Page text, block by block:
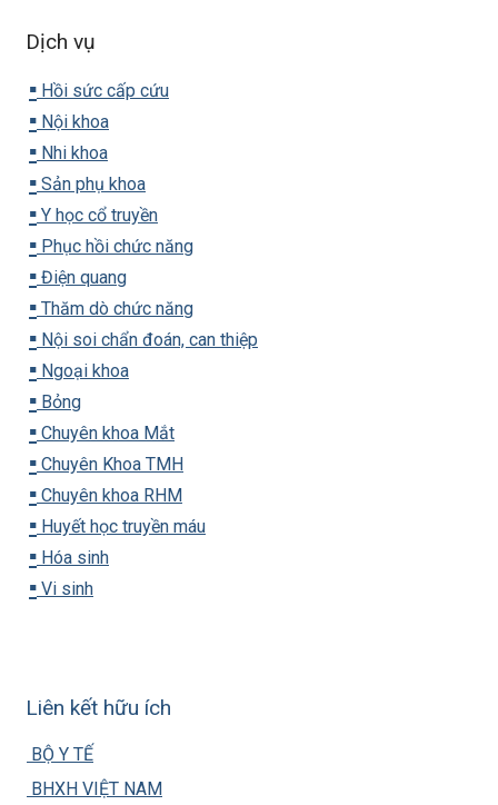
Dịch vụ
▪️ Hồi sức cấp cứu
▪️ Nội khoa
▪️ Nhi khoa
▪️ Sản phụ khoa
▪️ Y học cổ truyền
▪️ Phục hồi chức năng
▪️ Điện quang
▪️ Thăm dò chức năng
▪️ Nội soi chẩn đoán, can thiệp
▪️ Ngoại khoa
▪️ Bỏng
▪️ Chuyên khoa Mắt
▪️ Chuyên Khoa TMH
▪️ Chuyên khoa RHM
▪️ Huyết học truyền máu
▪️ Hóa sinh
▪️ Vi sinh
Liên kết hữu ích
BỘ Y TẾ
BHXH VIỆT NAM